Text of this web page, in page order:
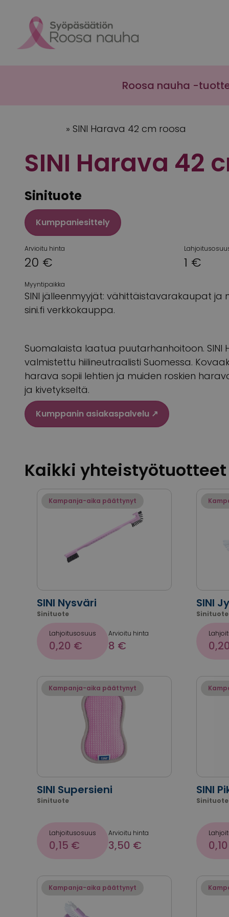
Roosa nauha -
» SINI Harava 42 cm roosa
SINI Harava 42
Sinituote
Kumppaniesittely
Arvioitu hinta
20 € 1 €
Myyntipaikka
SINI jälleenmyyjät: vähittäistavarakaupat ja
sini.fi verkkokauppa.
Suomalaista laatua puutarhanhoitoon. SINI
valmistettu hiilineutraalisti Suomessa.
harava sopii lehtien ja muiden roskien
ja kivetykseltä.
Kumppanin asiakaspalvelu ↗
Kaikki yhteistyötuotteet
Kampanja-aika päättynyt
SINI Nysväri
Sinituote
Lahjoitusosuus
0,20 €
Arvioitu hinta
8 €
SINI
Sinituote
Kampanja-aika päättynyt
SINI Supersieni
Sinituote
Lahjoitusosuus
0,15 €
Arvioitu hinta
3,50 €
SINI
Sinituote
Kampanja-aika päättynyt